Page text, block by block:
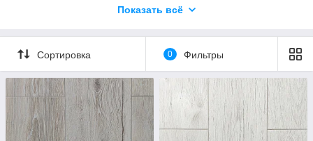
вписаться в любой интерьер. Ламинат Egger обладает
на высокоточном оборудовании, придаёт ламинату Egger
вид натурального массива дерева. Помимо приятного
эстетического вида, ламинат Egger Pro Classic 8/33 4V
обладает такими немаловажными качествами как
антистатичность, влагостойкость. Краткие технические
характеристики: класс износостойкости 33 АС/5, матовая
поверхность с имитацией натурального дерева, влагостойкая
Показать всё
Сортировка 0 Фильтры